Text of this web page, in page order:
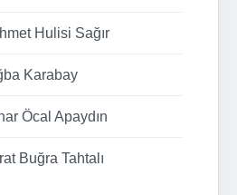
Hulisi Sağır
Karabay
Öcal Apaydın
Buğra Tahtalı